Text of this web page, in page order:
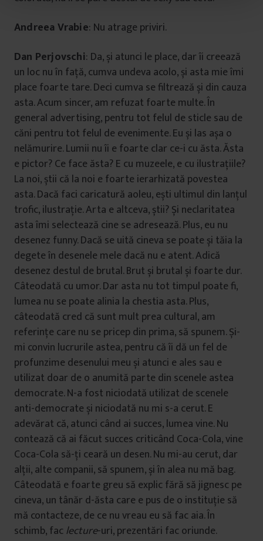
Andreea Vrabie: Nu atrage priviri.
Dan Perjovschi: Da, și atunci le place, dar îi creează
un loc nu în față, cumva undeva acolo, și asta mie îmi
place foarte tare. Deci cumva se filtrează și din cauza
asta. Acum sincer, am refuzat foarte multe. În
general advertising, pentru tot felul de sticle sau de
căni pentru tot felul de evenimente. Eu și las așa o
nelămurire. Lumii nu îi e foarte clar ce-i cu ăsta. Ăsta
e pictor? Ce face ăsta? E cu muzeele, e cu ilustrațiile?
La noi, știi că la noi e foarte ierarhizată povestea
asta. Dacă faci caricatură aoleu, ești ultimul din lanțul
trofic, ilustrație. Arta e altceva, știi? Și neclaritatea
asta îmi selectează cine se adresează. Plus, eu nu
desenez funny. Dacă se uită cineva se poate și tăia la
degete în desenele mele dacă nu e atent. Adică
desenez destul de brutal. Brut și brutal și foarte dur.
Câteodată cu umor. Dar asta nu tot timpul poate fi,
lumea nu se poate alinia la chestia asta. Plus,
câteodată cred că sunt mult prea cultural, am
referințe care nu se pricep din prima, să spunem. Și-
mi convin lucrurile astea, pentru că îi dă un fel de
profunzime desenului meu și atunci e ales sau e
utilizat doar de o anumită parte din scenele astea
democrate. N-a fost niciodată utilizat de scenele
anti-democrate și niciodată nu mi s-a cerut. E
adevărat că, atunci când ai succes, lumea vine. Nu
contează că ai făcut succes criticând Coca-Cola, vine
Coca-Cola să-ți ceară un desen. Nu mi-au cerut, dar
alții, alte companii, să spunem, și în alea nu mă bag.
Câteodată e foarte greu să explic fără să jignesc pe
cineva, un tânăr d-ăsta care e pus de o instituție să
mă contacteze, de ce nu vreau eu să fac aia. În
schimb, fac lecture-uri, prezentări fac oriunde.